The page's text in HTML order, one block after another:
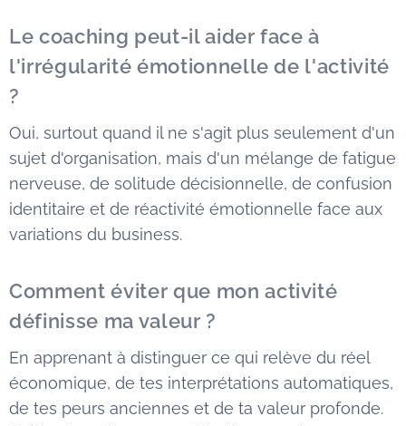
Le coaching peut-il aider face à
l'irrégularité émotionnelle de l'activité
?
Oui, surtout quand il ne s'agit plus seulement d'un
sujet d'organisation, mais d'un mélange de fatigue
nerveuse, de solitude décisionnelle, de confusion
identitaire et de réactivité émotionnelle face aux
variations du business.
Comment éviter que mon activité
définisse ma valeur ?
En apprenant à distinguer ce qui relève du réel
économique, de tes interprétations automatiques,
de tes peurs anciennes et de ta valeur profonde.